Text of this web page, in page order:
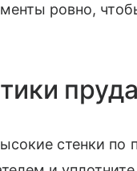
ровно,
пруда
стенки